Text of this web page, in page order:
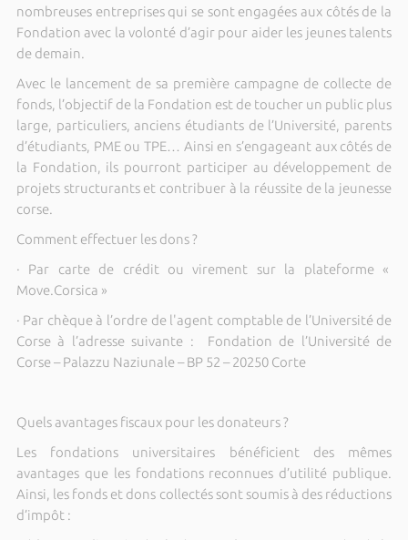
nombreuses entreprises qui se sont engagées aux côtés de la
Fondation avec la volonté d’agir pour aider les jeunes talents
de demain.
Avec le lancement de sa première campagne de collecte de
fonds, l’objectif de la Fondation est de toucher un public plus
large, particuliers, anciens étudiants de l’Université, parents
d’étudiants, PME ou TPE… Ainsi en s’engageant aux côtés de
la Fondation, ils pourront participer au développement de
projets structurants et contribuer à la réussite de la jeunesse
corse.
Comment effectuer les dons ?
· Par carte de crédit ou virement sur la plateforme «
Move.Corsica »
· Par chèque à l’ordre de l'agent comptable de l’Université de
Corse à l’adresse suivante : Fondation de l’Université de
Corse – Palazzu Naziunale – BP 52 – 20250 Corte
Quels avantages fiscaux pour les donateurs ?
Les fondations universitaires bénéficient des mêmes
avantages que les fondations reconnues d’utilité publique.
Ainsi, les fonds et dons collectés sont soumis à des réductions
d’impôt :